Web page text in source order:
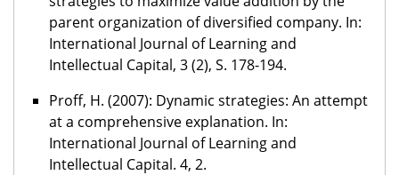
parent organization of diversified company. In:
International Journal of Learning and
Intellectual Capital, 3 (2), S. 178-194.
Proff, H. (2007): Dynamic strategies: An attempt
at a comprehensive explanation. In:
International Journal of Learning and
Intellectual Capital. 4, 2.